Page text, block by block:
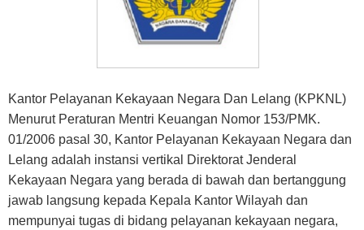
Kantor Pelayanan Kekayaan Negara Dan Lelang (KPKNL)
Menurut Peraturan Mentri Keuangan Nomor 153/PMK.
01/2006 pasal 30, Kantor Pelayanan Kekayaan Negara dan
Lelang adalah instansi vertikal Direktorat Jenderal
Kekayaan Negara yang berada di bawah dan bertanggung
jawab langsung kepada Kepala Kantor Wilayah dan
mempunyai tugas di bidang pelayanan kekayaan negara,